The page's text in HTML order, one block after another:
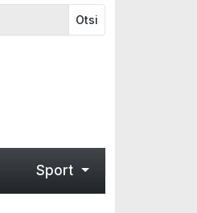
Otsi
Sport